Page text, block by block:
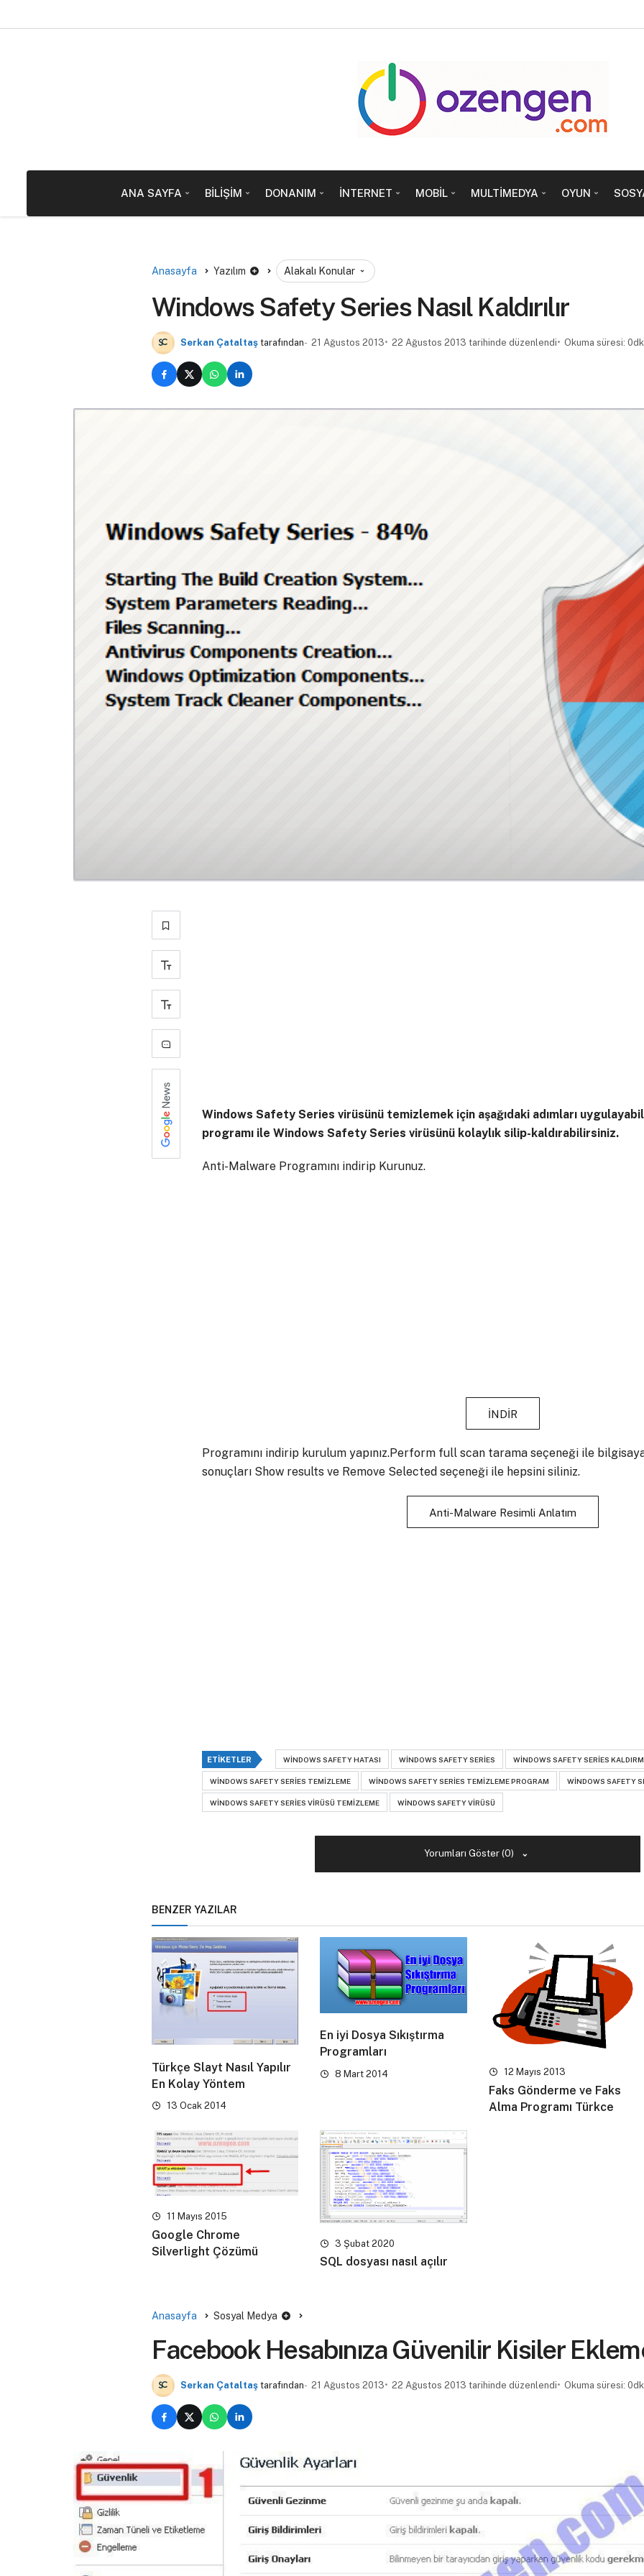
ANA SAYFA BILIŞIM DONANIM İNTERNET MOBIL MULTIMEDYA OYUN
Anasayfa Yazılım Alakalı Konular
Windows Safety Series Nasıl Kaldırılır
Serkan Çataltaş tarafından 21 Ağustos 2013 22 Ağustos 2013 tarihinde düzenlendi Okuma süresi:
+
-
0
Windows Safety Series virüsünü temizlemek için aşağıdaki adımları
programı ile Windows Safety Series virüsünü kolaylık silip-kaldırabilirsiniz.
Anti-Malware Programını indirip Kurunuz.
İNDİR
Programını indirip kurulum yapınız.Perform full scan tarama seçeneği ile
sonuçları Show results ve Remove Selected seçeneği ile hepsini siliniz.
Anti-Malware Resimli Anlatım
ETIKETLER WINDOWS SAFETY HATASI WINDOWS SAFETY SERIES WINDOWS SAFETY SERIES
WINDOWS SAFETY SERIES TEMIZLEME WINDOWS SAFETY SERIES TEMIZLEME PROGRAM WINDOWS SAFETY
WINDOWS SAFETY SERIES VIRÜSÜ TEMIZLEME WINDOWS SAFETY VIRÜSÜ
Yorumları Göster (0)
BENZER YAZILAR
Türkçe Slayt Nasıl Yapılır
En Kolay Yöntem
13 Ocak 2014
En iyi Dosya Sıkıştırma
Programları
8 Mart 2014 12 Mayıs 2013
Faks Gönderme ve Faks
Alma Programı Türkce
11 Mayıs 2015
Google Chrome
Silverlight Çözümü
3 Şubat 2020
SQL dosyası nasıl açılır
Anasayfa Sosyal Medya
Facebook Hesabınıza Güvenilir Kisiler
Serkan Çataltaş tarafından 21 Ağustos 2013 22 Ağustos 2013 tarihinde düzenlendi Okuma süresi: